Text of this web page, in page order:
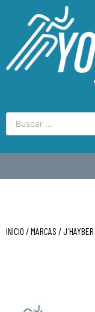
INICIO /MARCAS /J´HAYBER